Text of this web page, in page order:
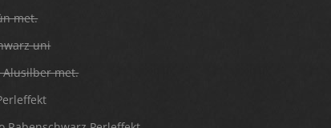
met.
uni
Alusilber met.